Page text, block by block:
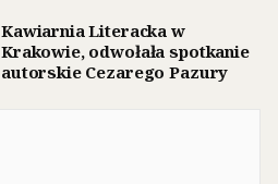
Kawiarnia Literacka w
Krakowie, odwołała spotkanie
autorskie Cezarego Pazury